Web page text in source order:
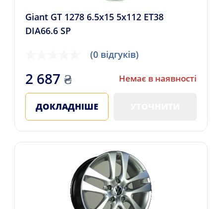
Giant GT 1278 6.5x15 5x112 ET38
DIA66.6 SP
(0 відгуків)
2 687 ₴ Немає в наявності
ДОКЛАДНІШЕ